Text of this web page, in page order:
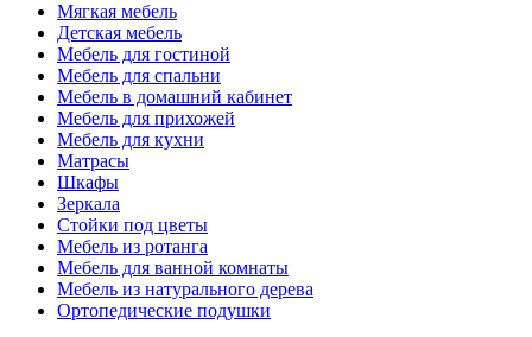
Мягкая мебель
Детская мебель
Мебель для гостиной
Мебель для спальни
Мебель в домашний кабинет
Мебель для прихожей
Мебель для кухни
Матрасы
Шкафы
Зеркала
Стойки под цветы
Мебель из ротанга
Мебель для ванной комнаты
Мебель из натурального дерева
Ортопедические подушки